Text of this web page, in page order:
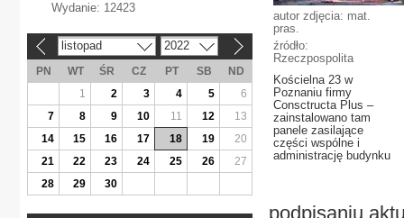
autor zdjęcia: mat.
pras.
źródło:
Rzeczpospolita
Kościelna 23 w
Poznaniu firmy
Consctructa Plus –
zainstalowano tam
panele zasilające
części wspólne i
administrację budynku
podpisaniu
Wydanie: 12423
listopad 2022
PN WT ŚR CZ PT SB
ND
1
2 3 4 5
6
7
8 9 10 11 12
13
14
15 16 17 18 19
20
21
22 23 24 25 26
27
28
29 30